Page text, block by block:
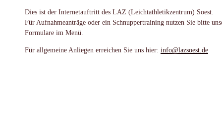
Dies ist der Internetauftritt des LAZ (Leichtathletikzentrum) Soest.
Für Aufnahmeanträge oder ein Schnuppertraining nutzen Sie bitte
Formulare im Menü.
Für allgemeine Anliegen erreichen Sie uns hier: info@lazsoest.de